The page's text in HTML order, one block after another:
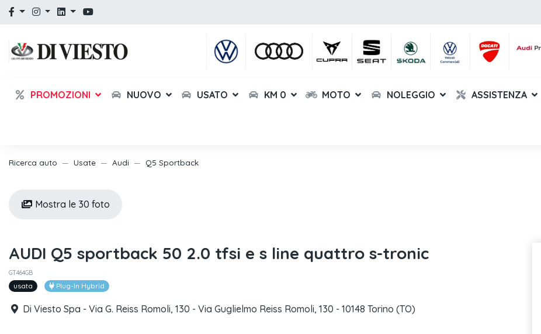
PROMOZIONI NUOVO USATO KM 0 MOTO NOLEGGIO ASSISTENZA
Ricerca auto Usate Audi Q5 Sportback
Mostra le 30 foto
AUDI Q5 sportback 50 2.0 tfsi e s line quattro s-tronic
GT464GB
usata Plug-In Hybrid
Di Viesto Spa - Via G. Reiss Romoli, 130 - Via Guglielmo Reiss Romoli, 130 - 10148 Torino (TO)